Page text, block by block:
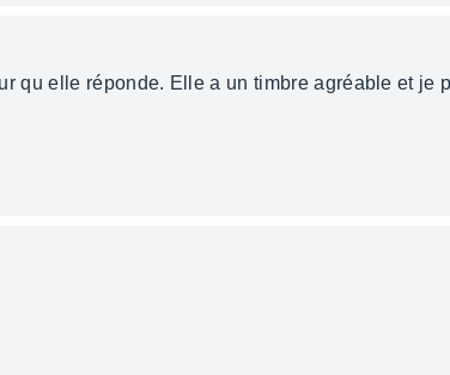
qu elle réponde. Elle a un timbre agréable et je